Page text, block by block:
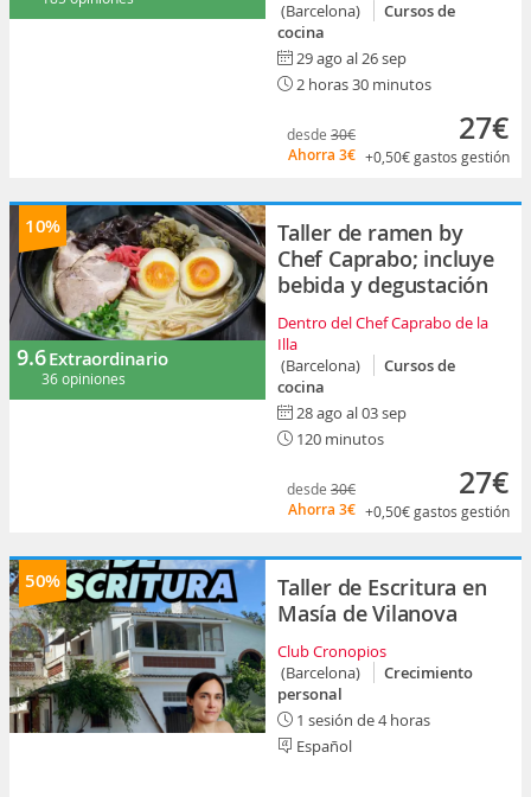
(Barcelona)
Cursos de
cocina
29 ago al 26 sep
2 horas 30 minutos
desde 30€
Ahorra 3€
27€
+0,50€gastos gestión
10%
9.6Extraordinario
36 opiniones
Taller de ramen by
Chef Caprabo; incluye
bebida y degustación
Dentro del Chef Caprabo de la
Illa
(Barcelona)
Cursos de
cocina
28 ago al 03 sep
120 minutos
desde 30€
Ahorra 3€
27€
+0,50€gastos gestión
50%
Taller de Escritura en
Masía de Vilanova
Club Cronopios
(Barcelona)
Crecimiento
personal
1 sesión de 4 horas
Español